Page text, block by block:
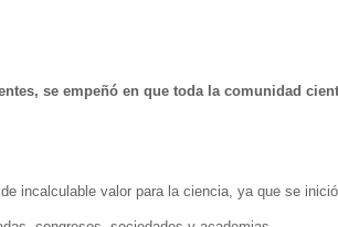
se empeñó en que toda la comunidad
incalculable valor para la ciencia, ya que se